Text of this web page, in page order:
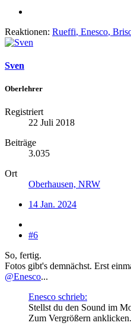
Reaktionen: Rueffi, Enesco,
Sven
Oberlehrer
Registriert
22 Juli 2018
Beiträge
3.035
Ort
Oberhausen, NRW
14 Jan. 2024
#6
So, fertig.
Fotos gibt's demnächst. Erst
@Enesco...
Enesco schrieb:
Stellst du den Sound im
Zum Vergrößern